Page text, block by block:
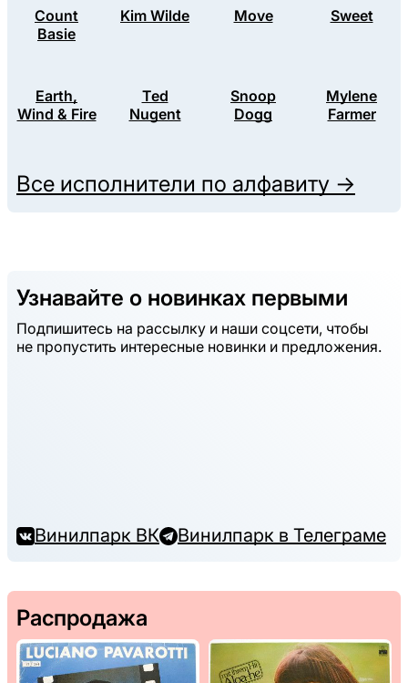
Count
Basie
Kim Wilde Move Sweet
Earth,
Wind & Fire
Ted
Nugent
Snoop
Dogg
Mylene
Farmer
Все исполнители по алфавиту →
Узнавайте о новинках первыми
Подпишитесь на рассылку и наши соцсети, чтобы
не пропустить интересные новинки и предложения.
Винилпарк ВК Винилпарк в Телеграме
Распродажа